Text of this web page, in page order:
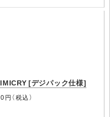
[デジパック仕様]
税込）